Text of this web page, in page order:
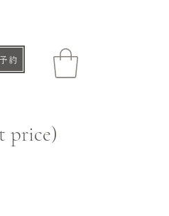
約
price)